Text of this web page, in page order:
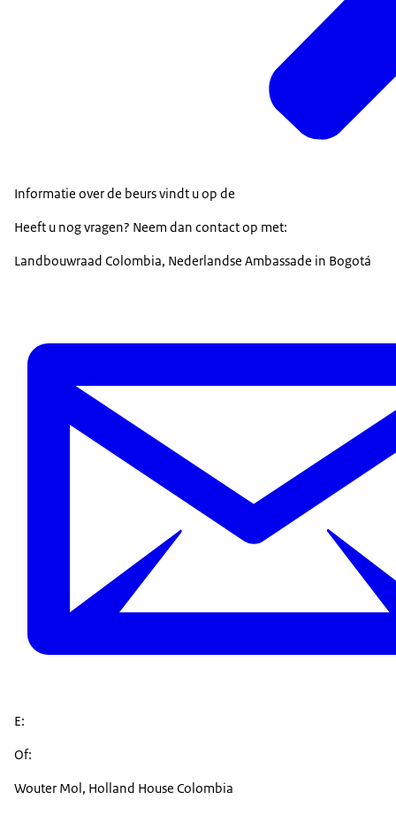
Informatie over de beurs vindt u op de
Heeft u nog vragen? Neem dan contact op met:
Landbouwraad Colombia, Nederlandse Ambassade in Bogotá
E:
Of:
Wouter Mol, Holland House Colombia